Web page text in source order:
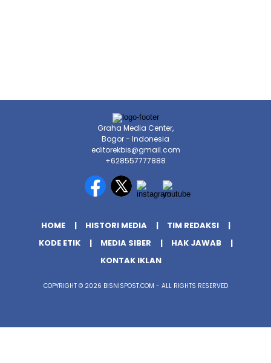
Graha Media Center,
Bogor - Indonesia
editorekbis@gmail.com
+628557777888
HOME HISTORI MEDIA
TIM REDAKSI
KODE ETIK
MEDIA SIBER
HAK JAWAB
KONTAK IKLAN
COPYRIGHT © 2026 BISNISPOST.COM - ALL RIGHTS RESERVED